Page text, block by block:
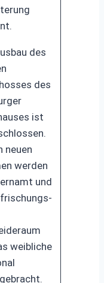
des
des
ist
neuen
werden
und
weibliche